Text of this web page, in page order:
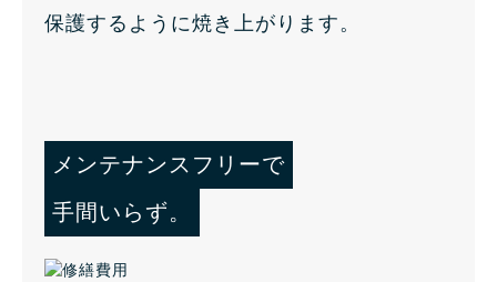
保護するように焼き上がります。
メンテナンスフリーで
手間いらず。